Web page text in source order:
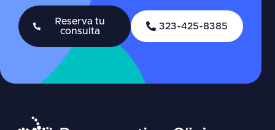
Reserva tu
consulta
323-425-8385